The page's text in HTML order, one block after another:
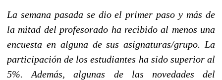
La semana pasada se dio el primer paso y más de
la mitad del profesorado ha recibido al menos una
encuesta en alguna de sus asignaturas/grupo. La
participación de los estudiantes ha sido superior al
5%. Además, algunas de las novedades del